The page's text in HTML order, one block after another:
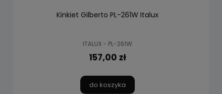
Kinkiet Gilberto PL-261W Italux
ITALUX - PL-261W
157,00 zł
do koszyka